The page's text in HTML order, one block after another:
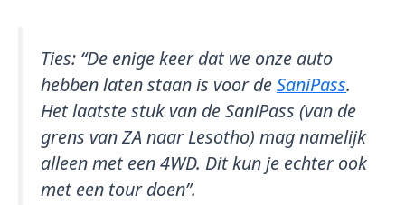
Ties: “De enige keer dat we onze auto
hebben laten staan is voor deSaniPass.
Het laatste stuk van de SaniPass (van de
grens van ZA naar Lesotho) mag namelijk
alleen met een 4WD. Dit kun je echter ook
met een tour doen”.